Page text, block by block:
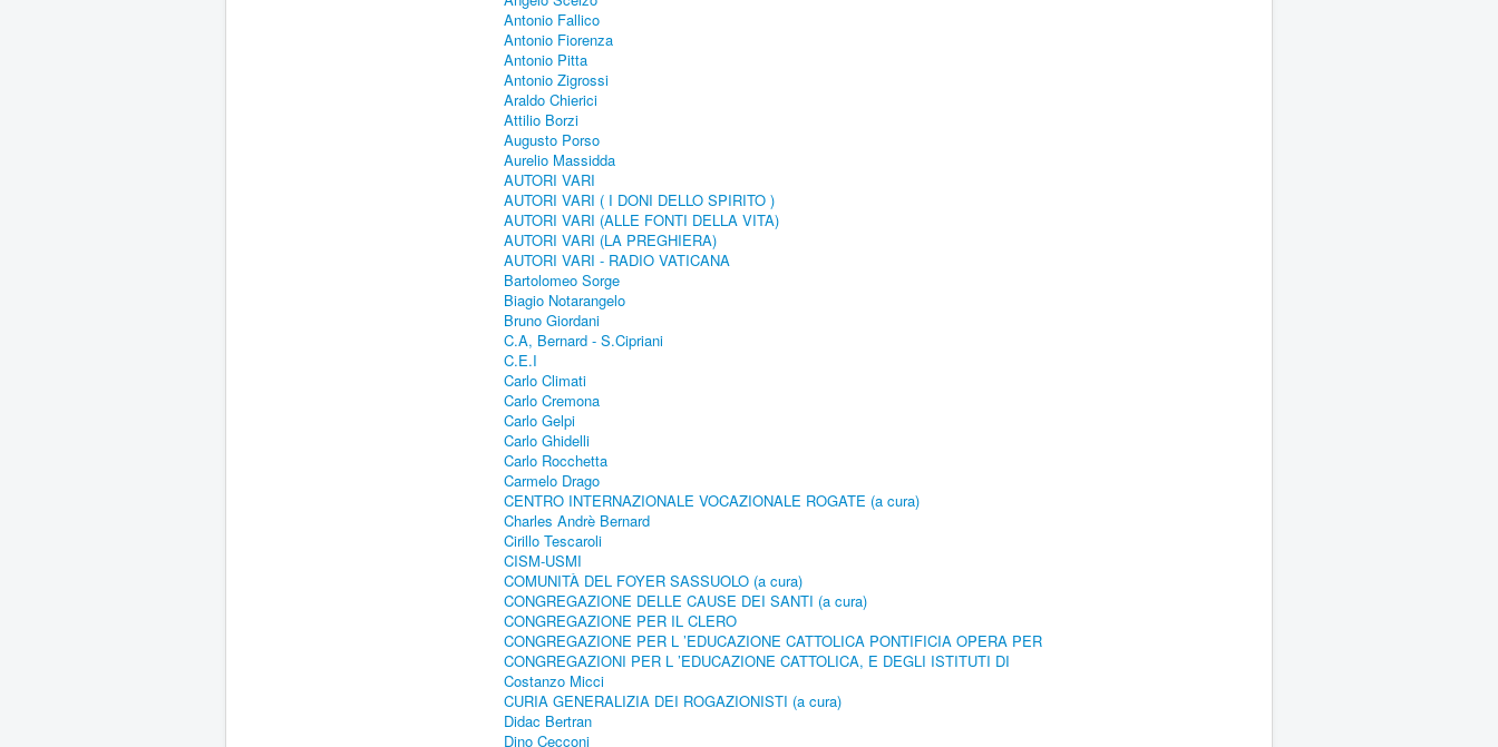
Antonio Fallico
Antonio Fiorenza
Antonio Pitta
Antonio Zigrossi
Araldo Chierici
Attilio Borzi
Augusto Porso
Aurelio Massidda
AUTORI VARI
AUTORI VARI ( I DONI DELLO SPIRITO )
AUTORI VARI (ALLE FONTI DELLA VITA)
AUTORI VARI (LA PREGHIERA)
AUTORI VARI - RADIO VATICANA
Bartolomeo Sorge
Biagio Notarangelo
Bruno Giordani
C.A, Bernard - S.Cipriani
C.E.I
Carlo Climati
Carlo Cremona
Carlo Gelpi
Carlo Ghidelli
Carlo Rocchetta
Carmelo Drago
CENTRO INTERNAZIONALE VOCAZIONALE ROGATE (a cura)
Charles Andrè Bernard
Cirillo Tescaroli
CISM-USMI
COMUNITÀ DEL FOYER SASSUOLO (a cura)
CONGREGAZIONE DELLE CAUSE DEI SANTI (a cura)
CONGREGAZIONE PER IL CLERO
CONGREGAZIONE PER L ’EDUCAZIONE CATTOLICA PONTIFICIA OPERA PER
CONGREGAZIONI PER L ’EDUCAZIONE CATTOLICA, E DEGLI ISTITUTI DI
Costanzo Micci
CURIA GENERALIZIA DEI ROGAZIONISTI (a cura)
Didac Bertran
Dino Cecconi